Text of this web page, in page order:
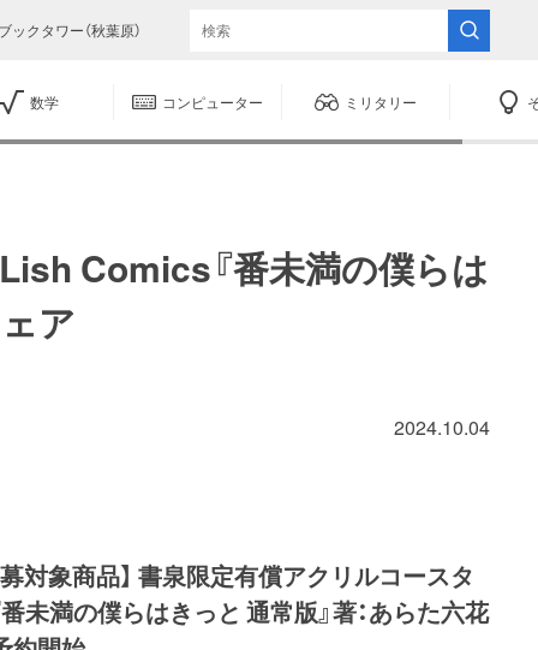
ックタワー（秋葉原）
数学 コンピューター ミリタリー
Comics『番未満の僕らは
ア
2024.10.04
対象商品】 書泉限定有償アクリルコースタ
未満の僕らはきっと 通常版』著：あらた六花